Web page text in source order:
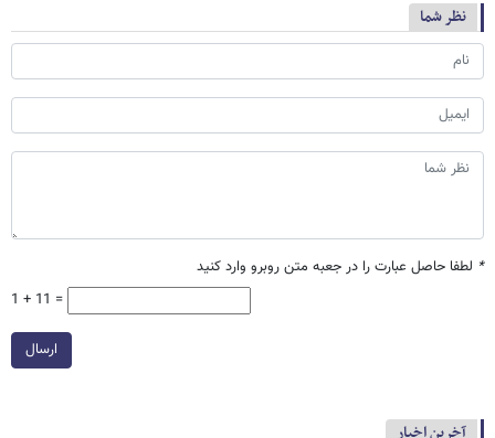
نظر شما
* لطفا حاصل عبارت را در جعبه متن روبرو وارد کنید
1 + 11 =
ارسال
آخرین اخبار